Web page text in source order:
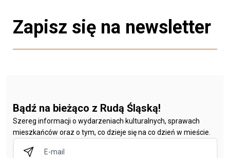
Zapisz się na newsletter
Bądź na bieżąco z Rudą Śląską!
Szereg informacji o wydarzeniach kulturalnych, sprawach
mieszkańców oraz o tym, co dzieje się na co dzień w mieście.